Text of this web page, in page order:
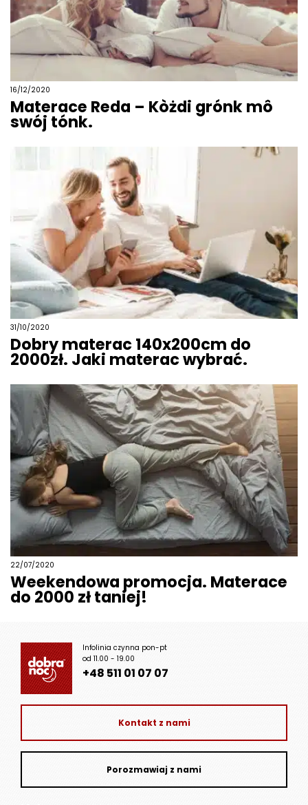
16/12/2020
Materace Reda – Kòżdi grónk mô
swój tónk.
31/10/2020
Dobry materac 140x200cm do
2000zł. Jaki materac wybrać.
22/07/2020
Weekendowa promocja. Materace
do 2000 zł taniej!
Infolinia czynna pon-pt
od 11.00 - 19.00
+48 511 01 07 07
Kontakt z nami
Porozmawiaj z nami